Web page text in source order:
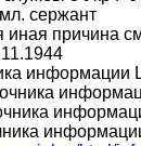
сержант
причина